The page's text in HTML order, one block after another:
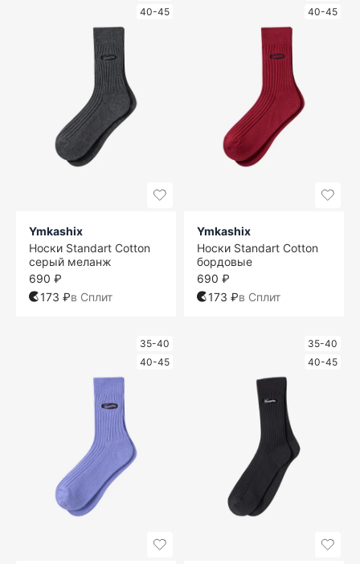
40-45
Ymkashix
Носки Standart Cotton
серый меланж
690 ₽
173 ₽в Сплит
40-45
Ymkashix
Носки Standart Cotton
бордовые
690 ₽
173 ₽в Сплит
35-40
40-45
35-40
40-45